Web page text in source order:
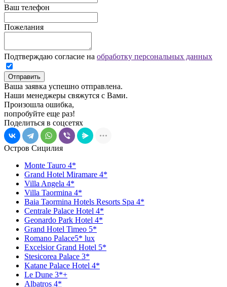
Ваш телефон
Пожелания
Подтверждаю согласие на обработку персональных данных
Отправить
Ваша заявка успешно отправлена.
Наши менеджеры свяжутся с Вами.
Произошла ошибка,
попробуйте еще раз!
Поделиться в соцсетях
Остров Сицилия
Monte Tauro 4*
Grand Hotel Miramare 4*
Villa Angela 4*
Villa Taormina 4*
Baia Taormina Hotels Resorts Spa 4*
Centrale Palace Hotel 4*
Geonardo Park Hotel 4*
Grand Hotel Timeo 5*
Romano Palace5* lux
Excelsior Grand Hotel 5*
Stesicorea Palace 3*
Katane Palace Hotel 4*
Le Dune 3*+
Albatros 4*